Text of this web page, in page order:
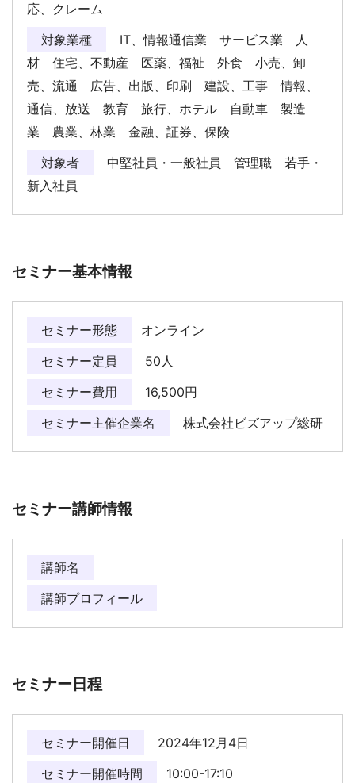
応、クレーム
対象業種
IT、情報通信業 サービス業 人
材 住宅、不動産 医薬、福祉 外食 小売、卸
売、流通 広告、出版、印刷 建設、工事 情報、
通信、放送 教育 旅行、ホテル 自動車 製造
業 農業、林業 金融、証券、保険
対象者
中堅社員・一般社員 管理職 若手・
新入社員
セミナー基本情報
セミナー形態
オンライン
セミナー定員
50人
セミナー費用
16,500円
セミナー主催企業名
株式会社ビズアップ総研
セミナー講師情報
講師名
講師プロフィール
セミナー日程
セミナー開催日
2024年12月4日
セミナー開催時間
10:00-17:10